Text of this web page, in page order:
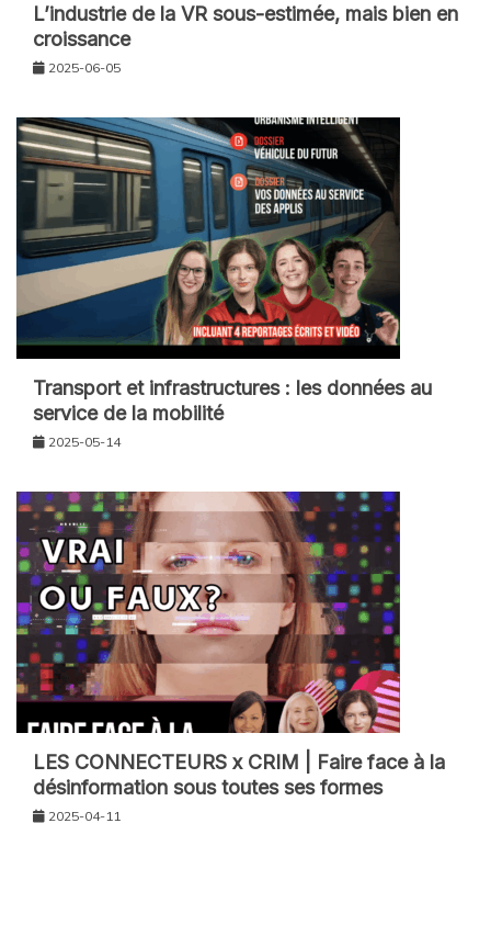
L’industrie de la VR sous-estimée, mais bien en
croissance
2025-06-05
Transport et infrastructures : les données au
service de la mobilité
2025-05-14
LES CONNECTEURS x CRIM | Faire face à la
désinformation sous toutes ses formes
2025-04-11